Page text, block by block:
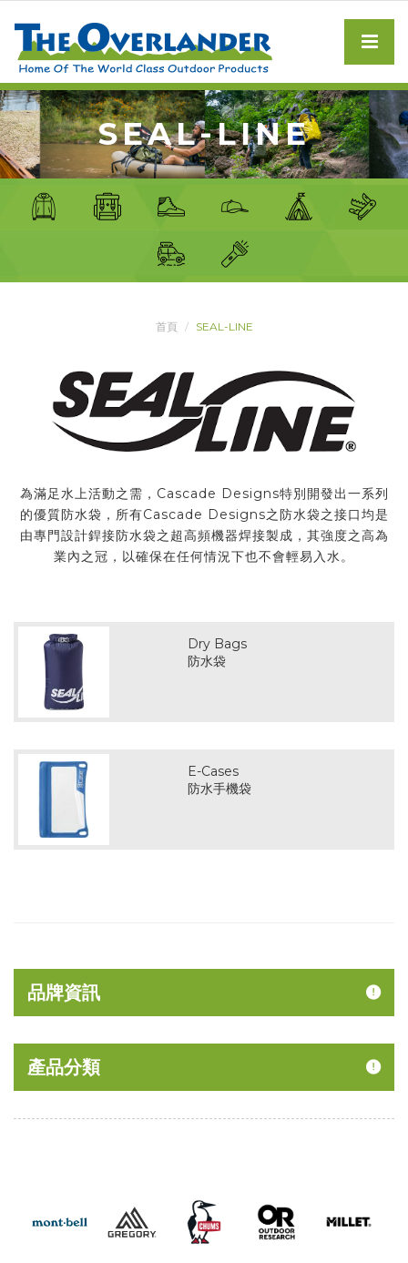
SEAL-LINE
首頁 SEAL-LINE
為滿足水上活動之需，Cascade Designs特別開發出一系列
的優質防水袋，所有Cascade Designs之防水袋之接口均是
由專門設計銲接防水袋之超高頻機器焊接製成，其強度之高為
業內之冠，以確保在任何情況下也不會輕易入水。
Dry Bags
防水袋
E-Cases
防水手機袋
品牌資訊
產品分類